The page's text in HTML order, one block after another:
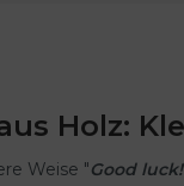
Holz:
Weise "Good luck!